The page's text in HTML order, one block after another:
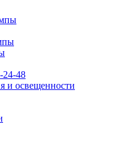
24-48
и освещенности